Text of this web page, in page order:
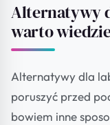
Alternatywy
warto
Alternatywy dla
poruszyć przed
bowiem inne